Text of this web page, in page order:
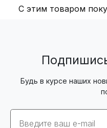
С этим товаром
Будь в курсе наших
Email